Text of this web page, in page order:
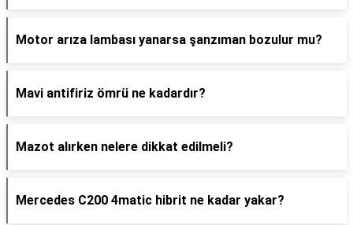
Motor arıza lambası yanarsa şanzıman bozulur mu?
Mavi antifiriz ömrü ne kadardır?
Mazot alırken nelere dikkat edilmeli?
Mercedes C200 4matic hibrit ne kadar yakar?